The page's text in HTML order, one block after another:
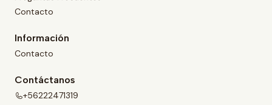
Contacto
Información
Contacto
Contáctanos
+56222471319